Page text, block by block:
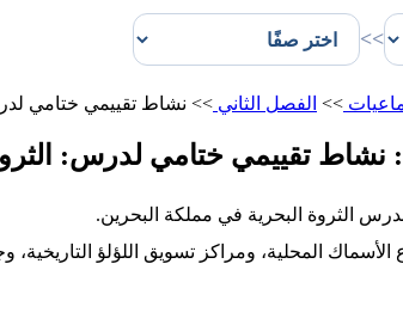
>>
>> الفصل الثاني >> نشاط تقييمي ختامي
نشاط تقييمي ختامي لدرس:
الثروة البحرية في مملكة البحرين.
المحلية، ومراكز تسويق اللؤلؤ